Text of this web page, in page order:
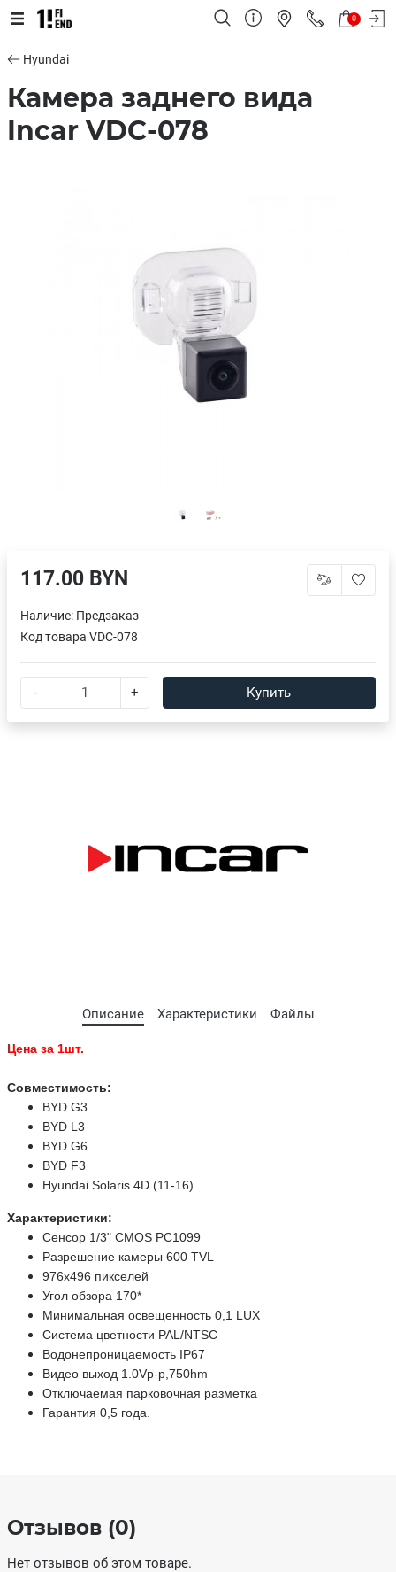
0
Hyundai
Камера заднего вида
Incar VDC-078
Описание Характеристики Файлы
Цена за 1шт.
Совместимость:
BYD G3
BYD L3
BYD G6
BYD F3
Hyundai Solaris 4D (11-16)
Характеристики:
Сенсор 1/3" CMOS PC1099
Разрешение камеры 600 TVL
976x496 пикселей
Угол обзора 170*
Минимальная освещенность 0,1 LUX
Система цветности PAL/NTSC
Водонепроницаемость IP67
Видео выход 1.0Vp-p,750hm
Отключаемая парковочная разметка
Гарантия 0,5 года.
117.00 BYN
Наличие: Предзаказ
Код товара VDC-078
- + Купить
Отзывов (0)
Нет отзывов об этом товаре.